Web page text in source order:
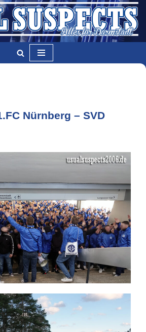
Nürnberg – SVD